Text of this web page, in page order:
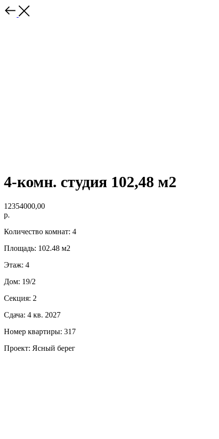
4-комн. студия 102,48 м2
12354000,00
р.
Количество комнат: 4
Площадь: 102.48 м2
Этаж: 4
Дом: 19/2
Секция: 2
Сдача: 4 кв. 2027
Номер квартиры: 317
Проект: Ясный берег